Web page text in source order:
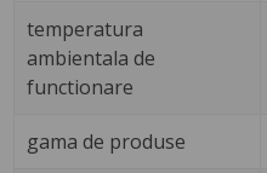
temperatura
ambientala de
functionare
gama de produse